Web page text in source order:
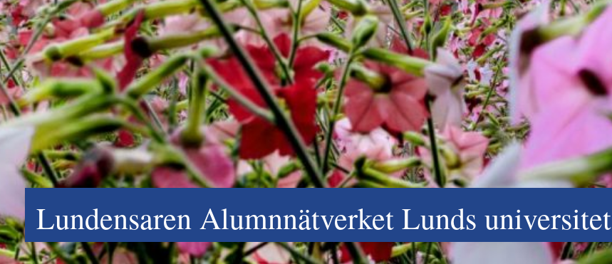
Lundensaren Alumnnätverket Lunds universitet